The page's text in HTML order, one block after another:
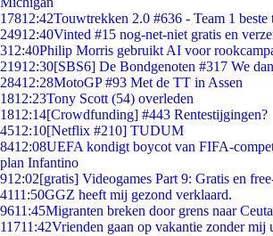
17812:42Touwtrekken 2.0 #636 - Team 1
24912:40Vinted #15 nog-net-niet gratis en
312:40Philip Morris gebruikt AI voor
21912:30[SBS6] De Bondgenoten #317 We
28412:28MotoGP #93 Met de TT in Assen
1812:23Tony Scott (54) overleden
1812:14[Crowdfunding] #443 Rentestijgingen?
4512:10[Netflix #210] TUDUM
8412:08UEFA kondigt boycot van FIFA-
plan Infantino
912:02[gratis] Videogames Part 9: Gratis en
4111:50GGZ heeft mij gezond verklaard.
9611:45Migranten breken door grens naar
11711:42Vrienden gaan op vakantie zonder mij